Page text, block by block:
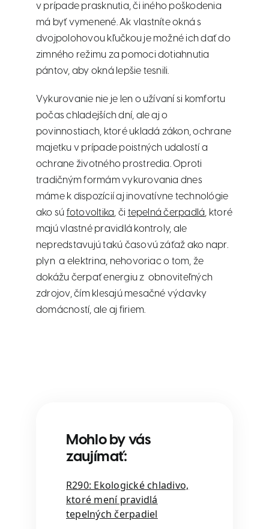
v prípade prasknutia, či iného poškodenia
má byť vymenené. Ak vlastníte okná s
dvojpolohovou kľučkou je možné ich dať do
zimného režimu za pomoci dotiahnutia
pántov, aby okná lepšie tesnili.
Vykurovanie nie je len o užívaní si komfortu
počas chladejších dní, ale aj o
povinnostiach, ktoré ukladá zákon, ochrane
majetku v prípade poistných udalostí a
ochrane životného prostredia. Oproti
tradičným formám vykurovania dnes
máme k dispozícií aj inovatívne technológie
ako sú fotovoltika, či tepelná čerpadlá, ktoré
majú vlastné pravidlá kontroly, ale
nepredstavujú takú časovú záťaž ako napr.
plyn a elektrina, nehovoriac o tom, že
dokážu čerpať energiu z obnoviteľných
zdrojov, čím klesajú mesačné výdavky
domácností, ale aj firiem.
Mohlo by vás
zaujímať:
R290: Ekologické chladivo,
ktoré mení pravidlá
tepelných čerpadiel